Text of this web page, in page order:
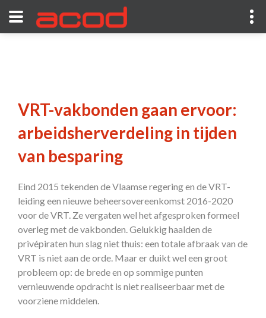
VRT-vakbonden gaan ervoor:
arbeidsherverdeling in tijden
van besparing
Eind 2015 tekenden de Vlaamse regering en de VRT-
leiding een nieuwe beheersovereenkomst 2016-2020
voor de VRT. Ze vergaten wel het afgesproken formeel
overleg met de vakbonden. Gelukkig haalden de
privépiraten hun slag niet thuis: een totale afbraak van de
VRT is niet aan de orde. Maar er duikt wel een groot
probleem op: de brede en op sommige punten
vernieuwende opdracht is niet realiseerbaar met de
voorziene middelen.